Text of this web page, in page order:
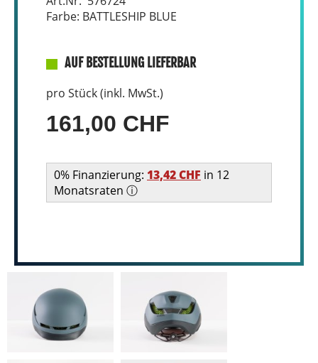
Farbe: BATTLESHIP BLUE
AUF BESTELLUNG LIEFERBAR
pro Stück (inkl. MwSt.)
161,00 CHF
0% Finanzierung: 13,42 CHF in 12
Monatsraten ⓘ